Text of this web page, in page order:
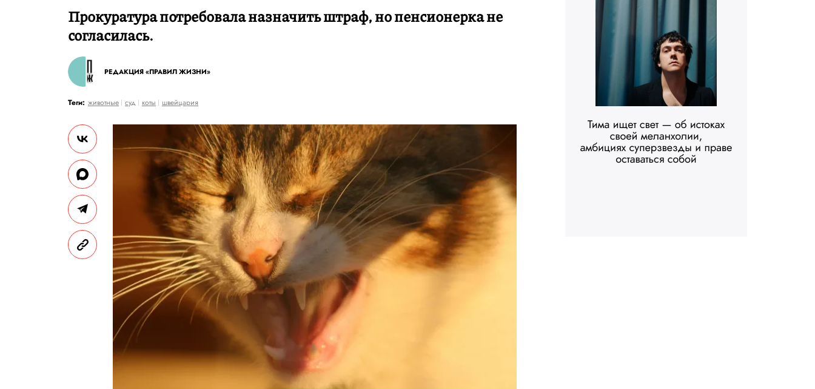
Прокуратура потребовала назначить штраф, но пенсионерка не
согласилась.
РЕДАКЦИЯ «ПРАВИЛ ЖИЗНИ»
Теги: животные суд коты швейцария